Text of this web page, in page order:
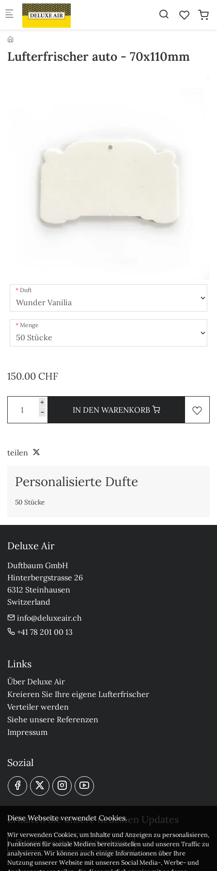
Skip to main content
Lufterfrischer auto - 70x110mm
Duft
Menge
150.00 CHF
+
-
IN DEN WARENKORB
teilen
Personalisierte Dufte
50 Stücke
Deluxe Air
Duftbaum GmbH
Hinterbergstrasse 26
6312 Steinhausen
Switzerland
info@deluxeair.ch
+41 78 201 00 13
Links
Über Deluxe Air
Kreieren Sie Ihre eigene Lufterfrischer
Verteiler werden
Siehe unsere Referenzen
Impressum
Sozial
Erhalten Sie unsere neuesten Updates
Abonnieren Sie unseren Newsletter
Diese Webseite verwendet Cookies.
Wir verwenden Cookies, um Inhalte und Anzeigen zu personalisieren,
Funktionen für soziale Medien bereitzustellen und unseren Traffic zu
analysieren. Wir können auch einige Informationen über Ihre
Nutzung unserer Website mit unseren Social Media-, Werbe- und